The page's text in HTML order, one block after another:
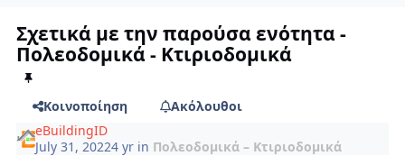
Σχετικά με την παρούσα ενότητα -
Πολεοδομικά - Κτιριοδομικά
Κοινοποίηση
Ακόλουθοι
eBuildingID
July 31, 20224 yr in Πολεοδομικά – Κτιριοδομικά